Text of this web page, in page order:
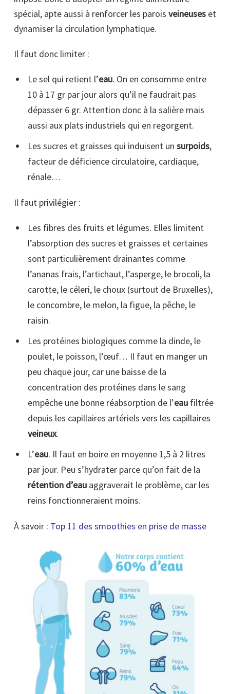
spécial, apte aussi à renforcer les parois veineuses et
dynamiser la circulation lymphatique.
Il faut donc limiter :
Le sel qui retient l’eau. On en consomme entre
10 à 17 gr par jour alors qu’il ne faudrait pas
dépasser 6 gr. Attention donc à la salière mais
aussi aux plats industriels qui en regorgent.
Les sucres et graisses qui induisent un surpoids,
facteur de déficience circulatoire, cardiaque,
rénale…
Il faut privilégier :
Les fibres des fruits et légumes. Elles limitent
l’absorption des sucres et graisses et certaines
sont particulièrement drainantes comme
l’ananas frais, l’artichaut, l’asperge, le brocoli, la
carotte, le céleri, le choux (surtout de Bruxelles),
le concombre, le melon, la figue, la pêche, le
raisin.
Les protéines biologiques comme la dinde, le
poulet, le poisson, l’œuf… Il faut en manger un
peu chaque jour, car une baisse de la
concentration des protéines dans le sang
empêche une bonne réabsorption de l’eaufiltrée
depuis les capillaires artériels vers les capillaires
veineux.
L’eau. Il faut en boire en moyenne 1,5 à 2 litres
par jour. Peu s’hydrater parce qu’on fait de la
rétention d’eauaggraverait le problème, car les
reins fonctionneraient moins.
À savoir : Top 11 des smoothies en prise de masse